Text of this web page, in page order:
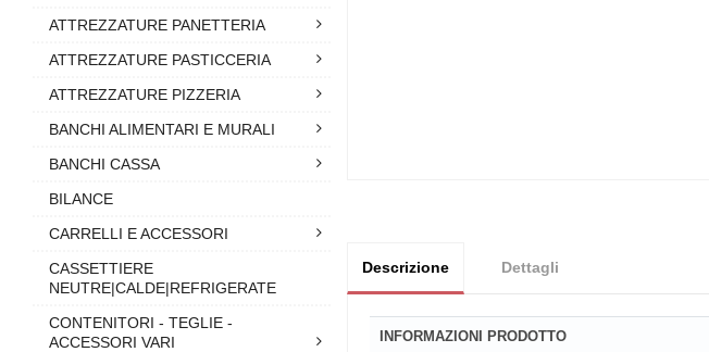
Descrizione Dettagli
INFORMAZIONI PRODOTTO
ATTREZZATURE PANETTERIA
ATTREZZATURE PASTICCERIA
ATTREZZATURE PIZZERIA
BANCHI ALIMENTARI E MURALI
BANCHI CASSA
BILANCE
CARRELLI E ACCESSORI
CASSETTIERE
NEUTRE|CALDE|REFRIGERATE
CONTENITORI - TEGLIE -
ACCESSORI VARI